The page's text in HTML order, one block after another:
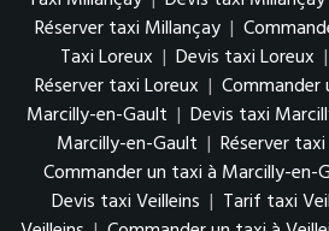
Réserver taxi Millançay |
Taxi Loreux | Devis taxi Loreux |
Réserver taxi Loreux | Commander
Marcilly-en-Gault | Devis taxi
Marcilly-en-Gault | Réserver
Commander un taxi à Marcilly-en-
Devis taxi Veilleins | Tarif taxi